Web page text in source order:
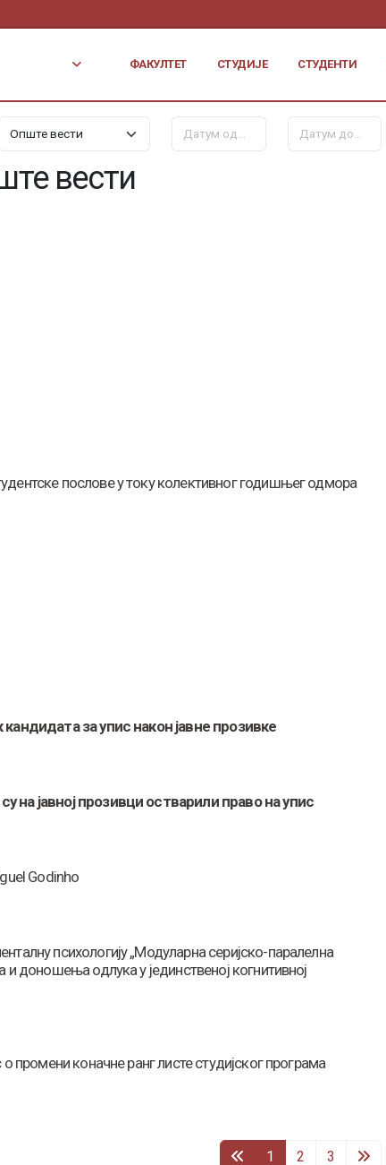
ФАКУЛТЕТ СТУДИЈЕ СТУДЕНТИ
вести
послове у току колективног годишњег одмора
за упис након јавне прозивке
на јавној прозивци остварили право на упис
Godinho
психологију „Модуларна серијско-паралелна
и доношења одлука у јединственој когнитивној
промени коначне ранг листе студијског програма
1 2 3